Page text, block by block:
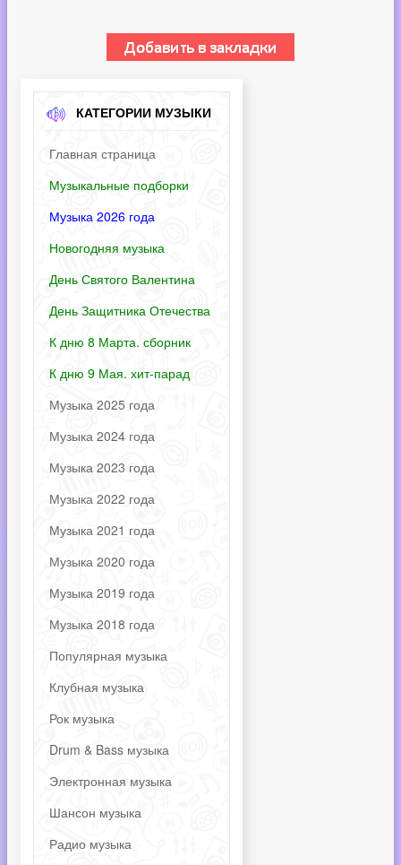
КАТЕГОРИИ МУЗЫКИ
Главная страница
Музыкальные подборки
Музыка 2026 года
Новогодняя музыка
День Святого Валентина
День Защитника Отечества
К дню 8 Марта. сборник
К дню 9 Мая. хит-парад
Музыка 2025 года
Музыка 2024 года
Музыка 2023 года
Музыка 2022 года
Музыка 2021 года
Музыка 2020 года
Музыка 2019 года
Музыка 2018 года
Популярная музыка
Клубная музыка
Рок музыка
Drum & Bass музыка
Электронная музыка
Шансон музыка
Радио музыка